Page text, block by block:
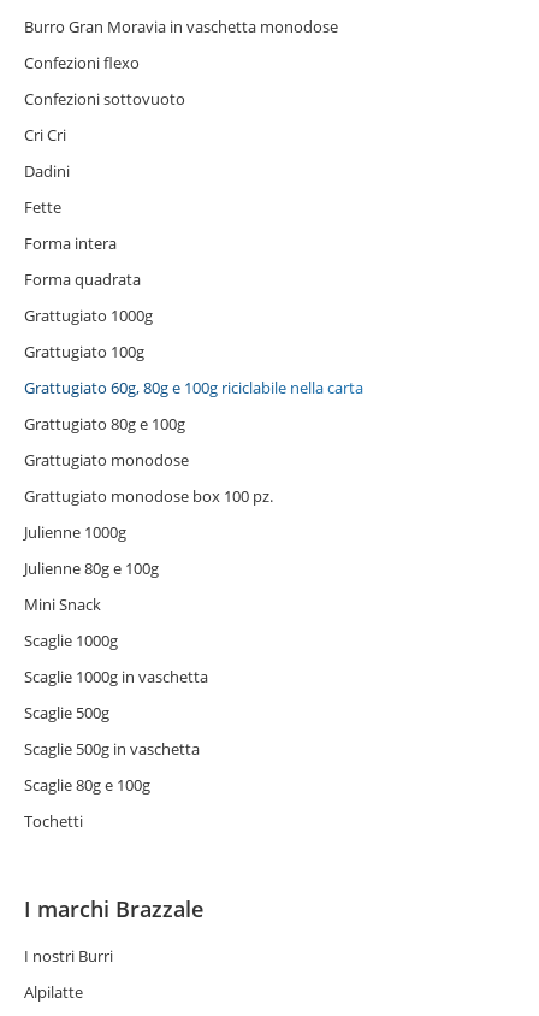
Burro Gran Moravia in vaschetta monodose
Confezioni flexo
Confezioni sottovuoto
Cri Cri
Dadini
Fette
Forma intera
Forma quadrata
Grattugiato 1000g
Grattugiato 100g
Grattugiato 60g, 80g e 100g riciclabile nella carta
Grattugiato 80g e 100g
Grattugiato monodose
Grattugiato monodose box 100 pz.
Julienne 1000g
Julienne 80g e 100g
Mini Snack
Scaglie 1000g
Scaglie 1000g in vaschetta
Scaglie 500g
Scaglie 500g in vaschetta
Scaglie 80g e 100g
Tochetti
I marchi Brazzale
I nostri Burri
Alpilatte